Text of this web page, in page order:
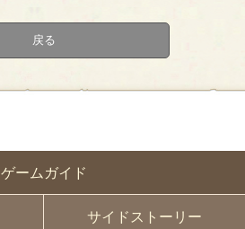
ゲームガイド
サイドストーリー
戻る